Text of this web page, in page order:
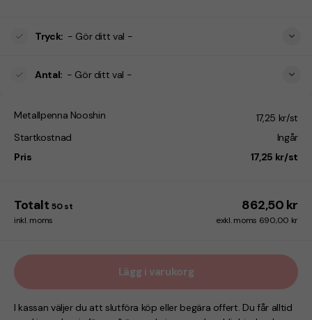
Tryck: - Gör ditt val -
Antal: - Gör ditt val -
Metallpenna Nooshin
17,25 kr/st
Startkostnad
Ingår
Pris
17,25 kr/st
Totalt 50 st 862,50 kr
inkl. moms exkl. moms 690,00 kr
Lägg i varukorg
I kassan väljer du att slutföra köp eller begära offert. Du får alltid